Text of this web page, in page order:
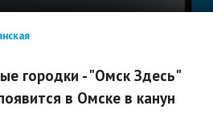
городки - "Омск Здесь"
в Омске в канун